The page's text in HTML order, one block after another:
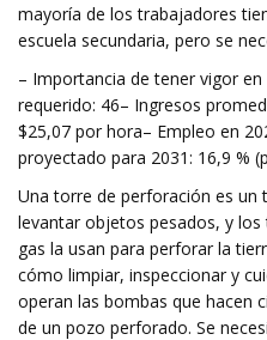
mayoría de los trabajadores
escuela secundaria, pero se
– Importancia de tener vigor
requerido: 46– Ingresos
$25,07 por hora– Empleo en
proyectado para 2031: 16,9 %
Una torre de perforación es un
levantar objetos pesados, y
gas la usan para perforar la
cómo limpiar, inspeccionar y
operan las bombas que hacen
de un pozo perforado. Se